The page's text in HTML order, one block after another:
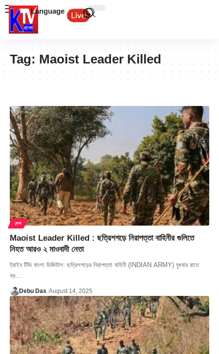
Language
Tag: Maoist Leader Killed
দেশ
Maoist Leader Killed : ছত্রিশগড়ে নিরাপত্তা বাহিনীর গুলিতে
নিহত আরও ২ মাওবাদী নেতা
ট্রাইব টিভি বাংলা ডিজিটাল: ছত্রিশগড়ের নিরাপত্তা বাহিনী (INDIAN ARMY) বুধবার রাতে
বড়…
Debu Das August 14, 2025